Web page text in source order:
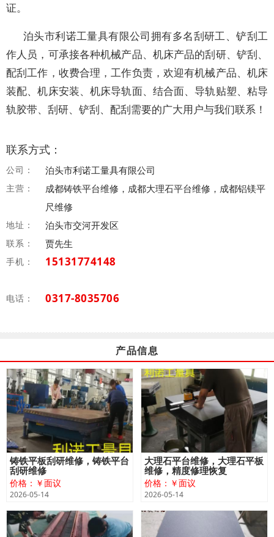
证。
泊头市利诺工量具有限公司拥有多名刮研工、铲刮工
作人员，可承接各种机械产品、机床产品的刮研、铲刮、
配刮工作，收费合理，工作负责，欢迎有机械产品、机床
装配、机床安装、机床导轨面、结合面、导轨贴塑、粘导
轨胶带、刮研、铲刮、配刮需要的广大用户与我们联系！
联系方式：
公司： 泊头市利诺工量具有限公司
主营：
成都铸铁平台维修，成都大理石平台维修，成都铝镁平
尺维修
地址： 泊头市交河开发区
联系： 贾先生
手机： 15131774148
电话： 0317-8035706
产品信息
铸铁平板刮研维修，铸铁平台
刮研维修
价格：￥面议
2026-05-14
大理石平台维修，大理石平板
维修，精度修理恢复
价格：￥面议
2026-05-14